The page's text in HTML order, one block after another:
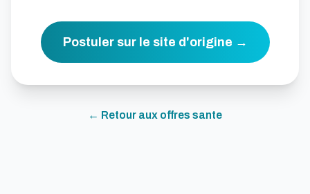
Postuler sur le site d'origine →
← Retour aux offres sante